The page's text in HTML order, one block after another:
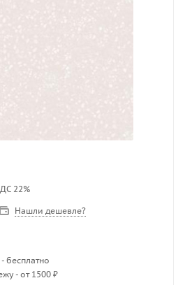
22%
Нашли дешевле?
бесплатно
- от 1500 ₽